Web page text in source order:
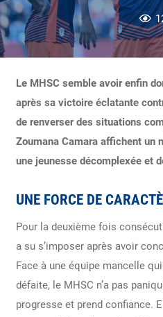
Le MHSC semble avoir enfin
après sa victoire éclatante
de renverser des situations
Zoumana Camara affichent un
une jeunesse décomplexée et
UNE FORCE DE
Pour la deuxième fois
a su s’imposer après avoir
Face à une équipe mancelle
défaite, le MHSC n’a pas
progresse et prend confiance.